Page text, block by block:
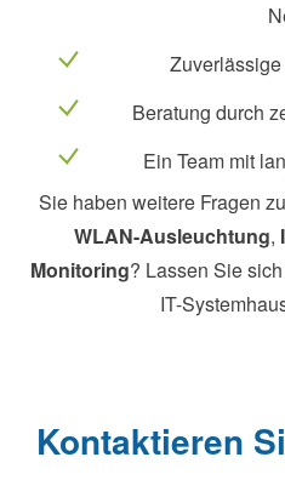
Beratung durch
Ein Team mit
Sie haben weitere Fragen
WLAN-Ausleuchtung,
Monitoring? Lassen Sie
IT-
Kontaktieren